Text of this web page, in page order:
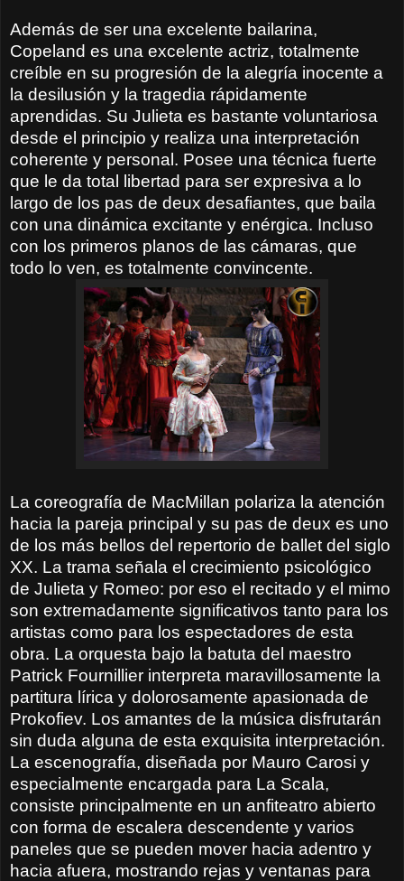
Además de ser una excelente bailarina,
Copeland es una excelente actriz, totalmente
creíble en su progresión de la alegría inocente a
la desilusión y la tragedia rápidamente
aprendidas. Su Julieta es bastante voluntariosa
desde el principio y realiza una interpretación
coherente y personal. Posee una técnica fuerte
que le da total libertad para ser expresiva a lo
largo de los pas de deux desafiantes, que baila
con una dinámica excitante y enérgica. Incluso
con los primeros planos de las cámaras, que
todo lo ven, es totalmente convincente.
La coreografía de MacMillan polariza la atención
hacia la pareja principal y su pas de deux es uno
de los más bellos del repertorio de ballet del siglo
XX. La trama señala el crecimiento psicológico
de Julieta y Romeo: por eso el recitado y el mimo
son extremadamente significativos tanto para los
artistas como para los espectadores de esta
obra. La orquesta bajo la batuta del maestro
Patrick Fournillier interpreta maravillosamente la
partitura lírica y dolorosamente apasionada de
Prokofiev. Los amantes de la música disfrutarán
sin duda alguna de esta exquisita interpretación.
La escenografía, diseñada por Mauro Carosi y
especialmente encargada para La Scala,
consiste principalmente en un anfiteatro abierto
con forma de escalera descendente y varios
paneles que se pueden mover hacia adentro y
hacia afuera, mostrando rejas y ventanas para